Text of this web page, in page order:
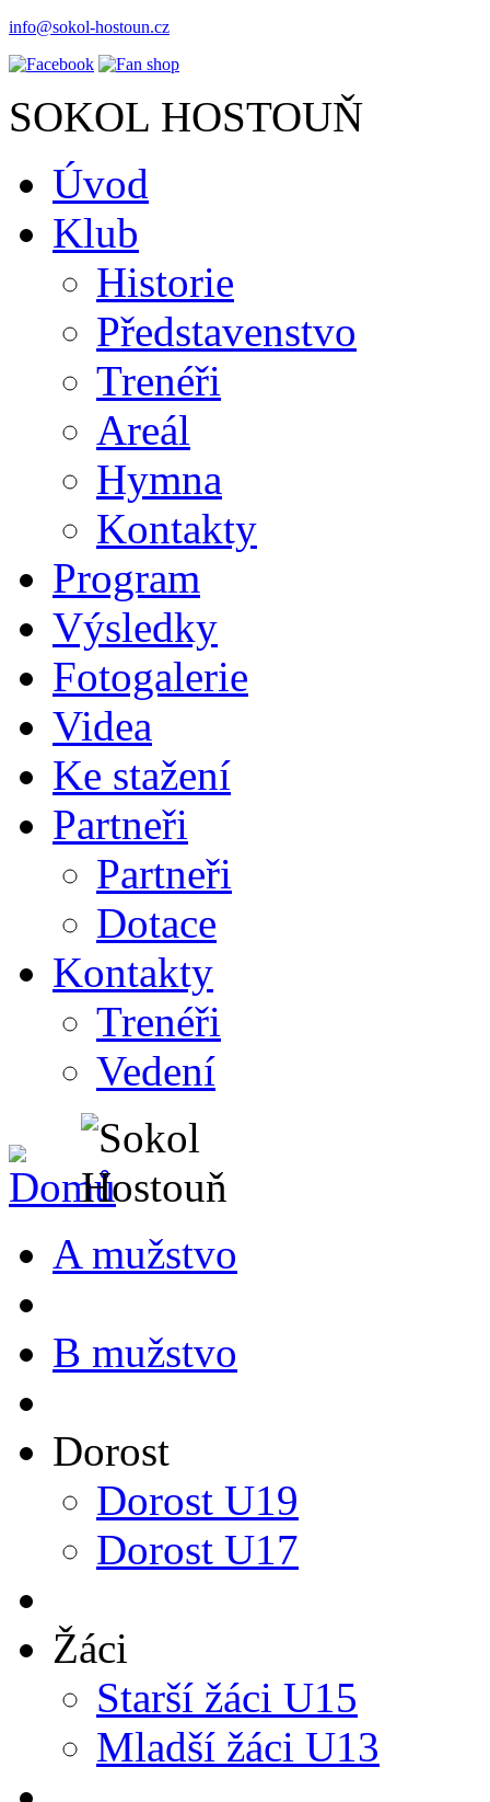
info@sokol-hostoun.cz
SOKOL HOSTOUŇ
Úvod
Klub
Historie
Představenstvo
Trenéři
Areál
Hymna
Kontakty
Program
Výsledky
Fotogalerie
Videa
Ke stažení
Partneři
Partneři
Dotace
Kontakty
Trenéři
Vedení
A mužstvo
B mužstvo
Dorost
Dorost U19
Dorost U17
Žáci
Starší žáci U15
Mladší žáci U13